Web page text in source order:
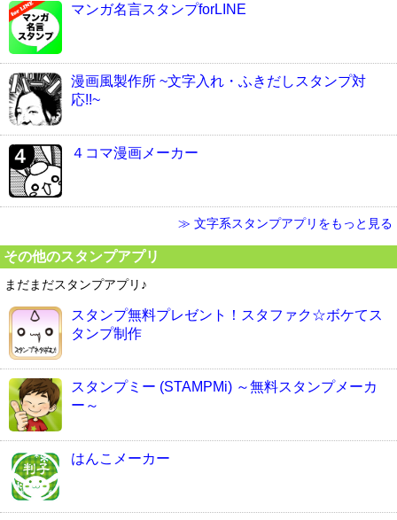
マンガ名言スタンプforLINE
漫画風製作所 ~文字入れ・ふきだしスタンプ対
応!!~
４コマ漫画メーカー
≫ 文字系スタンプアプリをもっと見る
その他のスタンプアプリ
まだまだスタンプアプリ♪
スタンプ無料プレゼント！スタファク☆ボケてス
タンプ制作
スタンプミー (STAMPMi) ～無料スタンプメーカ
ー～
はんこメーカー